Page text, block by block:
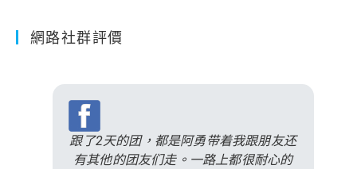
網路社群評價
跟了2天的团，都是阿勇带着我跟朋友还
有其他的团友们走。一路上都很耐心的